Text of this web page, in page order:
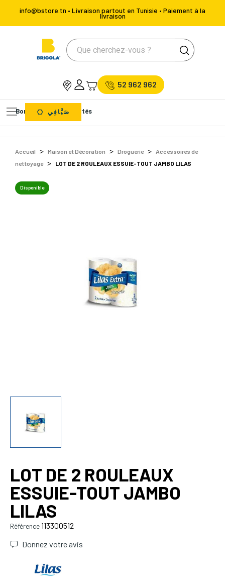
info@bstore.tn • Livraison partout en Tunisie • Paiement à la
livraison
52 962 962
Bons Plans Nouveautés
صَيَّافِي
Accueil Maison et Décoration Droguerie
Accessoires de
nettoyage
LOT DE 2 ROULEAUX ESSUIE-TOUT JAMBO LILAS
Disponible
LOT DE 2 ROULEAUX
ESSUIE-TOUT JAMBO
LILAS
Référence113300512
Donnez votre avis